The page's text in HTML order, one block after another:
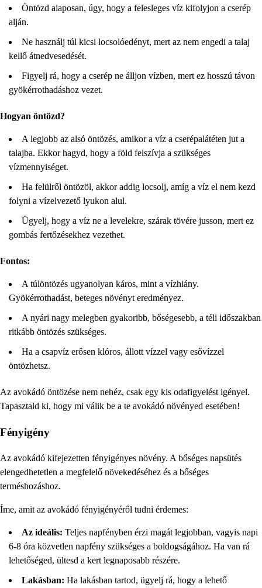
Öntözd alaposan, úgy, hogy a felesleges víz kifolyjon a cserép
alján.
Ne használj túl kicsi locsolóedényt, mert az nem engedi a talaj
kellő átnedvesedését.
Figyelj rá, hogy a cserép ne álljon vízben, mert ez hosszú távon
gyökérrothadáshoz vezet.
Hogyan öntözd?
A legjobb az alsó öntözés, amikor a víz a cserépalátéten jut a
talajba. Ekkor hagyd, hogy a föld felszívja a szükséges
vízmennyiséget.
Ha felülről öntözöl, akkor addig locsolj, amíg a víz el nem kezd
folyni a vízelvezető lyukon alul.
Ügyelj, hogy a víz ne a levelekre, szárak tövére jusson, mert ez
gombás fertőzésekhez vezethet.
Fontos:
A túlöntözés ugyanolyan káros, mint a vízhiány.
Gyökérrothadást, beteges növényt eredményez.
A nyári nagy melegben gyakoribb, bőségesebb, a téli időszakban
ritkább öntözés szükséges.
Ha a csapvíz erősen klóros, állott vízzel vagy esővízzel
öntözhetsz.
Az avokádó öntözése nem nehéz, csak egy kis odafigyelést igényel.
Tapasztald ki, hogy mi válik be a te avokádó növényed esetében!
Fényigény
Az avokádó kifejezetten fényigényes növény. A bőséges napsütés
elengedhetetlen a megfelelő növekedéséhez és a bőséges
terméshozáshoz.
Íme, amit az avokádó fényigényéről tudni érdemes:
Az ideális: Teljes napfényben érzi magát legjobban, vagyis napi
6-8 óra közvetlen napfény szükséges a boldogságához. Ha van rá
lehetőséged, ültesd a kert legnaposabb részére.
Lakásban: Ha lakásban tartod, ügyelj rá, hogy a lehető